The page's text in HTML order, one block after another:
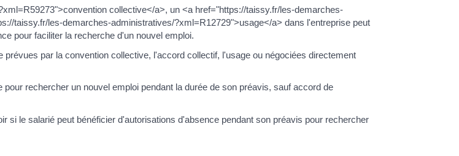
collective</a>, un <a href="https://taissy.fr/les-demarches-
taissy.fr/les-demarches-administratives/?xml=R12729">usage</a> dans l'entreprise peut
pour faciliter la recherche d'un nouvel emploi.
par la convention collective, l'accord collectif, l'usage ou négociées directement
rechercher un nouvel emploi pendant la durée de son préavis, sauf accord de
le salarié peut bénéficier d'autorisations d'absence pendant son préavis pour rechercher